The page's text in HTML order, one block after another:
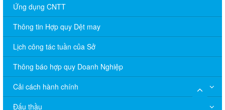
Ứng dụng CNTT
Thông tin Hợp quy Dệt may
Lịch công tác tuần của Sở
Thông báo hợp quy Doanh Nghiệp
Cải cách hành chính
Đấu thầu